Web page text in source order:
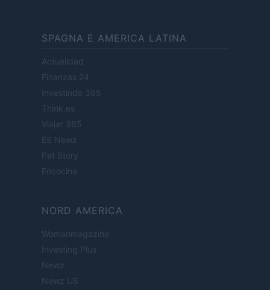
SPAGNA E AMERICA LATINA
Actualidad
Finanzas 24
Investindo 365
Think.es
Viajar 365
ES Newz
Pet Story
Encocina
NORD AMERICA
Womanmagazine
Investing Plus
Newz
Newz US